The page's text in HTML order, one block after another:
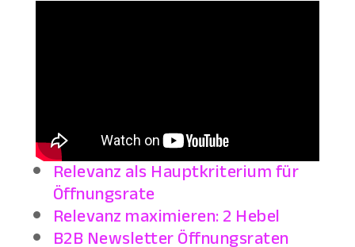
Relevanz als Hauptkriterium für
Öffnungsrate
Relevanz maximieren: 2 Hebel
B2B Newsletter Öffnungsraten